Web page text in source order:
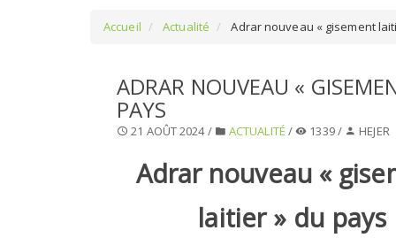
Accueil Actualité Adrar nouveau « gisement
ADRAR NOUVEAU «
PAYS
21 AOÛT 2024 / ACTUALITÉ / 1339 / HEJER
Adrar nouveau «
laitier » du pays